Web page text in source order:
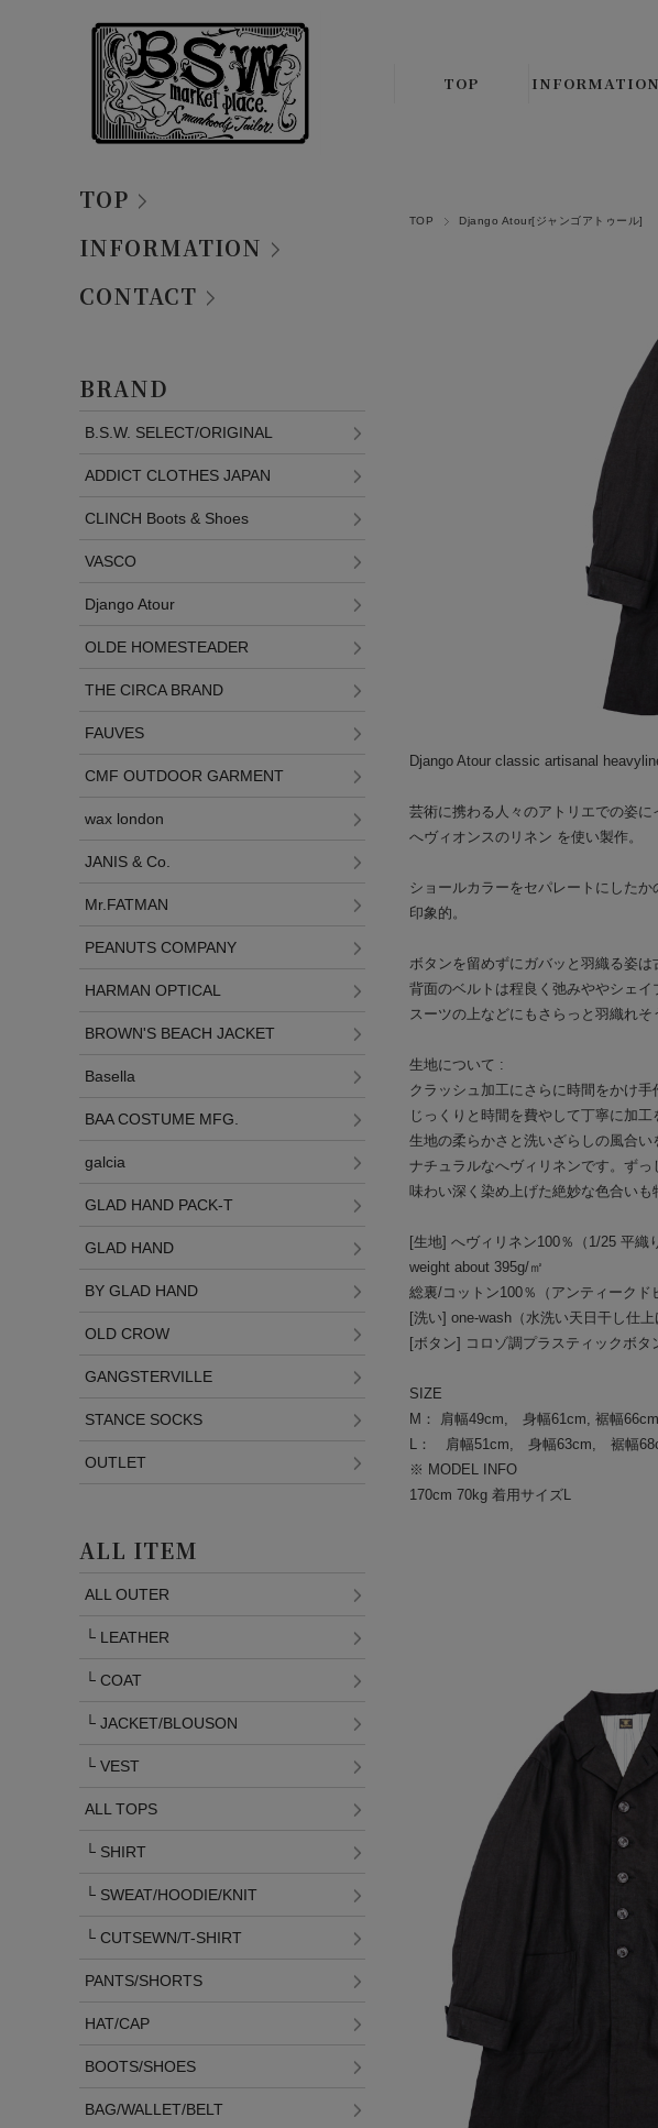
TOP INFORMATION
TOP Django Atour[ジャンゴアトゥール]
Django Atour classic artisanal
芸術に携わる人々のアトリエでの姿
へヴィオンスのリネン を使い製作。
ショールカラーをセパレートにした
印象的。
ボタンを留めずにガバッと羽織る姿は
背面のベルトは程良く弛みややシェイ
スーツの上などにもさらっと羽織れそ
生地について :
クラッシュ加工にさらに時間をかけ手
じっくりと時間を費やして丁寧に加工
生地の柔らかさと洗いざらしの風合い
ナチュラルなへヴィリネンです。ずっ
味わい深く染め上げた絶妙な色合いも
[生地] へヴィリネン100％（1/25 平織
weight about 395g/㎡
総裏/コットン100％（アンティークド
[洗い] one-wash（水洗い天日干し仕上
[ボタン] コロゾ調プラスティックボタ
SIZE
M： 肩幅49cm, 身幅61cm, 裾幅
L： 肩幅51cm, 身幅63cm, 裾幅
※ MODEL INFO
170cm 70kg 着用サイズL
TOP
INFORMATION
CONTACT
BRAND
B.S.W. SELECT/ORIGINAL
ADDICT CLOTHES JAPAN
CLINCH Boots & Shoes
VASCO
Django Atour
OLDE HOMESTEADER
THE CIRCA BRAND
FAUVES
CMF OUTDOOR GARMENT
wax london
JANIS & Co.
Mr.FATMAN
PEANUTS COMPANY
HARMAN OPTICAL
BROWN'S BEACH JACKET
Basella
BAA COSTUME MFG.
galcia
GLAD HAND PACK-T
GLAD HAND
BY GLAD HAND
OLD CROW
GANGSTERVILLE
STANCE SOCKS
OUTLET
ALL ITEM
ALL OUTER
└ LEATHER
└ COAT
└ JACKET/BLOUSON
└ VEST
ALL TOPS
└ SHIRT
└ SWEAT/HOODIE/KNIT
└ CUTSEWN/T-SHIRT
PANTS/SHORTS
HAT/CAP
BOOTS/SHOES
BAG/WALLET/BELT